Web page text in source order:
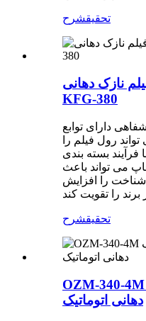
تحقیقشرح
نازک دهانی
KFG-380
دارای توابع
رول فیلم را
بسته بندی
می تواند باعث
را افزایش
تحقیقشرح
OZM-340-4M ماشین ساخت فیلم نازک
دهانی اتوماتیک